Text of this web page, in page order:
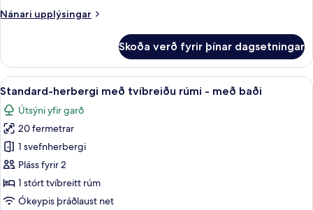
svefnherbergi
Nánari upplýsingar
Nánari
íbúð
1
svefnherbergi
Skoða verð fyrir þínar dagsetningar
Skoða
allar
myndir
fyrir
Standard-
herbergi
með
tvíbreiðu
Standard-herbergi með tvíbreiðu
4
Standard-herbergi með tvíbreiðu rúmi - með baði
Útsýni yfir garð
20 fermetrar
1 svefnherbergi
Pláss fyrir 2
1 stórt tvíbreitt rúm
Ókeypis þráðlaust net